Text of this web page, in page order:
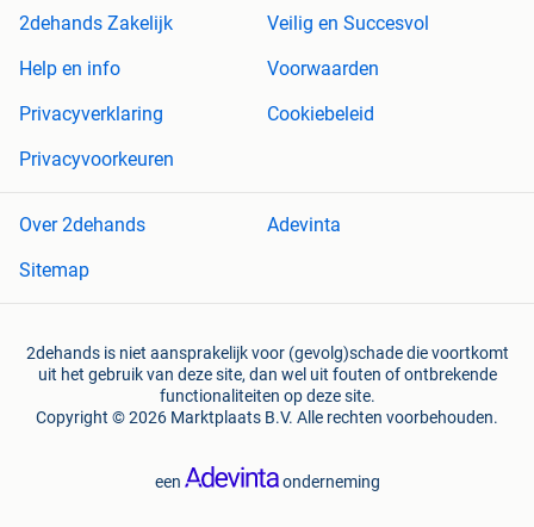
2dehands Zakelijk
Veilig en Succesvol
Help en info
Voorwaarden
Privacyverklaring
Cookiebeleid
Privacyvoorkeuren
Over 2dehands
Adevinta
Sitemap
2dehands is niet aansprakelijk voor (gevolg)schade die voortkomt
uit het gebruik van deze site, dan wel uit fouten of ontbrekende
functionaliteiten op deze site.
Copyright © 2026 Marktplaats B.V. Alle rechten voorbehouden.
een onderneming